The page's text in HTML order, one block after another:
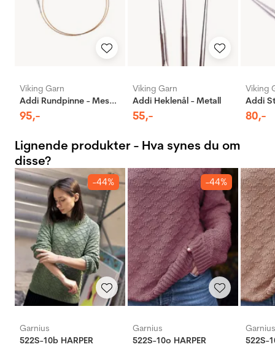
Viking Garn
Addi Rundpinne - Messing
95,-
Viking Garn
Addi Heklenål - Metall
55,-
Viking
80,-
Lignende produkter - Hva synes du om
disse?
-44%
Garnius
522S-10b HARPER
-44%
Garnius
522S-10o HARPER
Garnius
522S-